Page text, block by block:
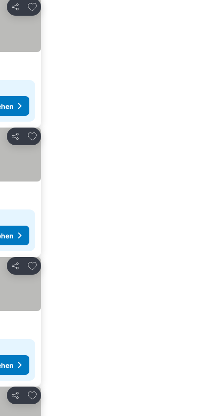
Teilen
Zu Favoriten hinzufügen
Teilen
Zu Favoriten hinzufügen
Teilen
Zu Favoriten hinzufügen
Teilen
Zu Favoriten hinzufügen